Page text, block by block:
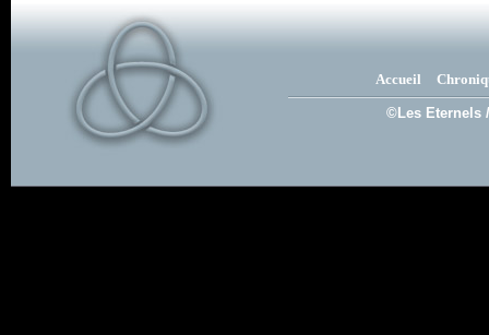
Accueil
©Les Eternels